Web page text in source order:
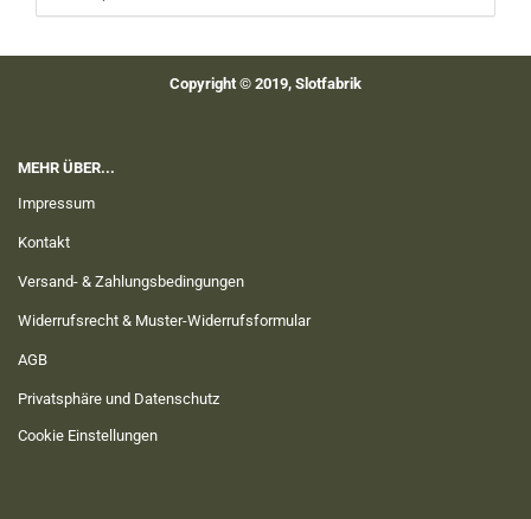
Copyright © 2019, Slotfabrik
MEHR ÜBER...
Impressum
Kontakt
Versand- & Zahlungsbedingungen
Widerrufsrecht & Muster-Widerrufsformular
AGB
Privatsphäre und Datenschutz
Cookie Einstellungen